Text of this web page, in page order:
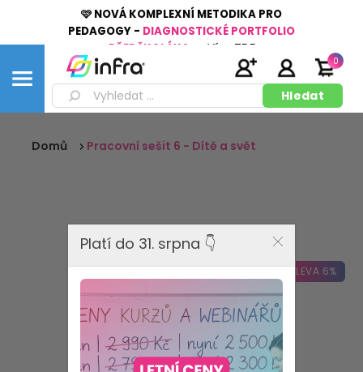
🩷 NOVÁ KOMPLEXNÍ METODIKA PRO
PEDAGOGY - DIAGNOSTICKÉ PORTFOLIO
PŘEDŠKOLÁKA
Více ZDE
0
Domů Pracovní sešit 6 - Dítě a svět
SLEVA 6%
Platí do 31. srpna 👇